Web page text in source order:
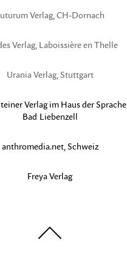
Verlag, CH-Dornach
Verlag, Laboissière en Thelle
Urania Verlag, Stuttgart
Verlag im Haus der Sprache,
Bad Liebenzell
anthromedia.net, Schweiz
Freya Verlag